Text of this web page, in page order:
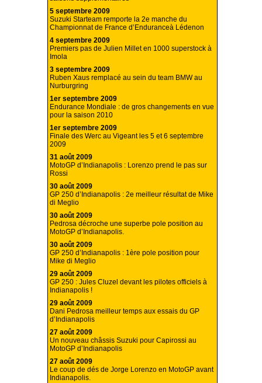
5 septembre 2009
Suzuki Starteam remporte la 2e manche du
Championnat de France d’Enduranceà Lédenon
4 septembre 2009
Premiers pas de Julien Millet en 1000 superstock à
Imola
3 septembre 2009
Ruben Xaus remplacé au sein du team BMW au
Nurburgring
1er septembre 2009
Endurance Mondiale : de gros changements en vue
pour la saison 2010
1er septembre 2009
Finale des Werc au Vigeant les 5 et 6 septembre
2009
31 août 2009
MotoGP d’Indianapolis : Lorenzo prend le pas sur
Rossi
30 août 2009
GP 250 d’Indianapolis : 2e meilleur résultat de Mike
di Meglio
30 août 2009
Pedrosa décroche une superbe pole position au
MotoGP d’Indianapolis.
30 août 2009
GP 250 d’Indianapolis : 1ère pole position pour
Mike di Meglio
29 août 2009
GP 250 : Jules Cluzel devant les pilotes officiels à
Indianapolis !
29 août 2009
Dani Pedrosa meilleur temps aux essais du GP
d’Indianapolis
27 août 2009
Un nouveau châssis Suzuki pour Capirossi au
MotoGP d’Indianapolis
27 août 2009
Le coup de dés de Jorge Lorenzo en MotoGP avant
Indianapolis.